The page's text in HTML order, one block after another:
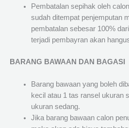
Pembatalan sepihak oleh
sudah ditempat penjemputan
pembatalan sebesar 100%
terjadi pembayran akan
BARANG BAWAAN DAN BAGASI
Barang bawaan yang boleh
kecil atau 1 tas ransel ukuran
ukuran sedang.
Jika barang bawaan calon